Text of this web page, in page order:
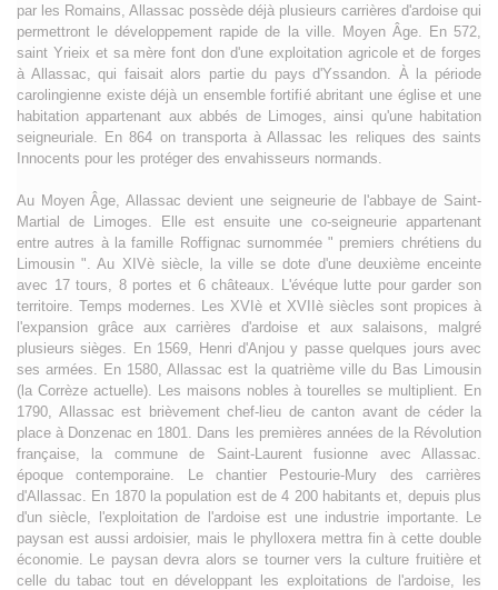
par les Romains, Allassac possède déjà plusieurs carrières d'ardoise qui
permettront le développement rapide de la ville. Moyen Âge. En 572,
saint Yrieix et sa mère font don d'une exploitation agricole et de forges
à Allassac, qui faisait alors partie du pays d'Yssandon. À la période
carolingienne existe déjà un ensemble fortifié abritant une église et une
habitation appartenant aux abbés de Limoges, ainsi qu'une habitation
seigneuriale. En 864 on transporta à Allassac les reliques des saints
Innocents pour les protéger des envahisseurs normands.
Au Moyen Âge, Allassac devient une seigneurie de l'abbaye de Saint-
Martial de Limoges. Elle est ensuite une co-seigneurie appartenant
entre autres à la famille Roffignac surnommée " premiers chrétiens du
Limousin ". Au XIVè siècle, la ville se dote d'une deuxième enceinte
avec 17 tours, 8 portes et 6 châteaux. L'évéque lutte pour garder son
territoire. Temps modernes. Les XVIè et XVIIè siècles sont propices à
l'expansion grâce aux carrières d'ardoise et aux salaisons, malgré
plusieurs sièges. En 1569, Henri d'Anjou y passe quelques jours avec
ses armées. En 1580, Allassac est la quatrième ville du Bas Limousin
(la Corrèze actuelle). Les maisons nobles à tourelles se multiplient. En
1790, Allassac est brièvement chef-lieu de canton avant de céder la
place à Donzenac en 1801. Dans les premières années de la Révolution
française, la commune de Saint-Laurent fusionne avec Allassac.
époque contemporaine. Le chantier Pestourie-Mury des carrières
d'Allassac. En 1870 la population est de 4 200 habitants et, depuis plus
d'un siècle, l'exploitation de l'ardoise est une industrie importante. Le
paysan est aussi ardoisier, mais le phylloxera mettra fin à cette double
économie. Le paysan devra alors se tourner vers la culture fruitière et
celle du tabac tout en développant les exploitations de l'ardoise, les